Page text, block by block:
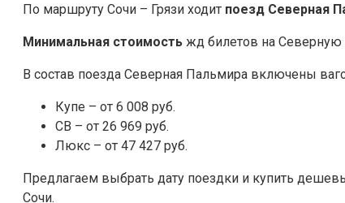
По маршруту Сочи – Грязи ходит поезд Северная
Минимальная стоимость жд билетов на Северную
В состав поезда Северная Пальмира включены
Купе – от 6 008 руб.
СВ – от 26 969 руб.
Люкс – от 47 427 руб.
Предлагаем выбрать дату поездки и купить
Сочи.